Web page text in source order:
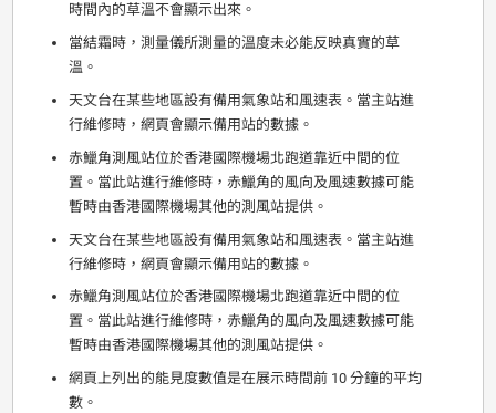
時間內的草溫不會顯示出來。
當結霜時，測量儀所測量的溫度未必能反映真實的草
溫。
天文台在某些地區設有備用氣象站和風速表。當主站進
行維修時，網頁會顯示備用站的數據。
赤鱲角測風站位於香港國際機場北跑道靠近中間的位
置。當此站進行維修時，赤鱲角的風向及風速數據可能
暫時由香港國際機場其他的測風站提供。
天文台在某些地區設有備用氣象站和風速表。當主站進
行維修時，網頁會顯示備用站的數據。
赤鱲角測風站位於香港國際機場北跑道靠近中間的位
置。當此站進行維修時，赤鱲角的風向及風速數據可能
暫時由香港國際機場其他的測風站提供。
網頁上列出的能見度數值是在展示時間前 10 分鐘的平均
數。